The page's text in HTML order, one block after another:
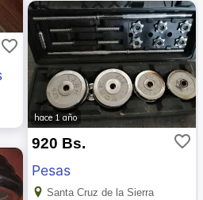
favorite_border
hace 1 año
920 Bs. favorite_border
Pesas
Santa Cruz de la Sierra